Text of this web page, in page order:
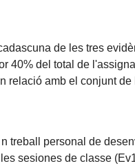
de les tres
40% del total de
relació amb el conjunt
treball personal de
sesiones de classe